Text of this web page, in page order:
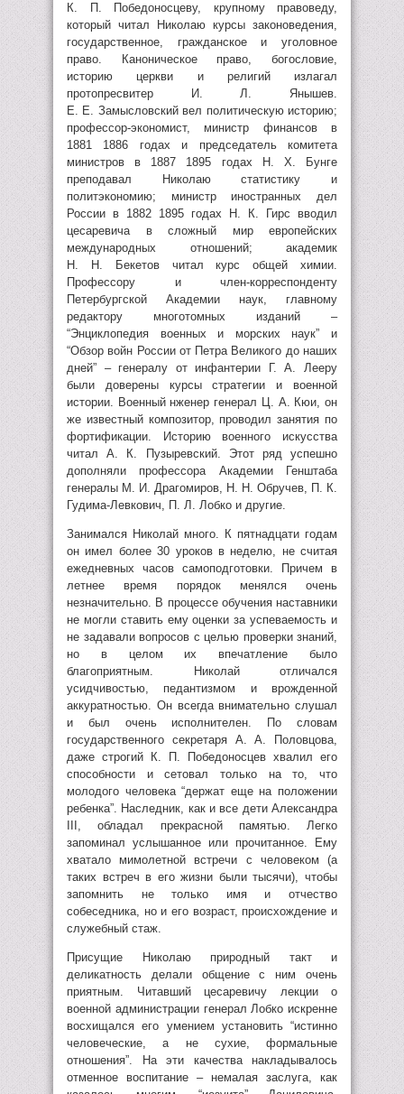
К. П. Победоносцеву, крупному правоведу,
который читал Николаю курсы законоведения,
государственное, гражданское и уголовное
право. Каноническое право, богословие,
историю церкви и религий излагал
протопресвитер И. Л. Янышев.
Е. Е. Замысловский вел политическую историю;
профессор-экономист, министр финансов в
1881 1886 годах и председатель комитета
министров в 1887 1895 годах Н. Х. Бунге
преподавал Николаю статистику и
политэкономию; министр иностранных дел
России в 1882 1895 годах Н. К. Гирс вводил
цесаревича в сложный мир европейских
международных отношений; академик
Н. Н. Бекетов читал курс общей химии.
Профессору и член-корреспонденту
Петербургской Академии наук, главному
редактору многотомных изданий –
“Энциклопедия военных и морских наук” и
“Обзор войн России от Петра Великого до наших
дней” – генералу от инфантерии Г. А. Лееру
были доверены курсы стратегии и военной
истории. Военный нженер генерал Ц. А. Кюи, он
же известный композитор, проводил занятия по
фортификации. Историю военного искусства
читал А. К. Пузыревский. Этот ряд успешно
дополняли профессора Академии Генштаба
генералы М. И. Драгомиров, Н. Н. Обручев, П. К.
Гудима-Левкович, П. Л. Лобко и другие.
Занимался Николай много. К пятнадцати годам
он имел более 30 уроков в неделю, не считая
ежедневных часов самоподготовки. Причем в
летнее время порядок менялся очень
незначительно. В процессе обучения наставники
не могли ставить ему оценки за успеваемость и
не задавали вопросов с целью проверки знаний,
но в целом их впечатление было
благоприятным. Николай отличался
усидчивостью, педантизмом и врожденной
аккуратностью. Он всегда внимательно слушал
и был очень исполнителен. По словам
государственного секретаря А. А. Половцова,
даже строгий К. П. Победоносцев хвалил его
способности и сетовал только на то, что
молодого человека “держат еще на положении
ребенка”. Наследник, как и все дети Александра
III, обладал прекрасной памятью. Легко
запоминал услышанное или прочитанное. Ему
хватало мимолетной встречи с человеком (а
таких встреч в его жизни были тысячи), чтобы
запомнить не только имя и отчество
собеседника, но и его возраст, происхождение и
служебный стаж.
Присущие Николаю природный такт и
деликатность делали общение с ним очень
приятным. Читавший цесаревичу лекции о
военной администрации генерал Лобко искренне
восхищался его умением установить “истинно
человеческие, а не сухие, формальные
отношения”. На эти качества накладывалось
отменное воспитание – немалая заслуга, как